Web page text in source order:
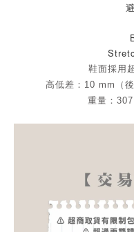
鞋面採用
高低差：10 mm（
重量：